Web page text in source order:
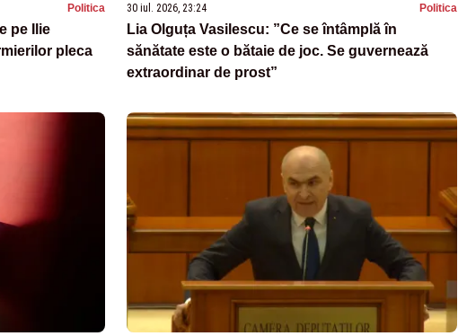
Politica
pe Ilie
pleca
30 iul. 2026, 23:24 Politica
Lia Olguța Vasilescu: ”Ce se întâmplă în
sănătate este o bătaie de joc. Se guvernează
extraordinar de prost”